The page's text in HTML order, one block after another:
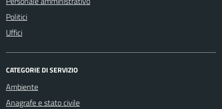
Politici
Uffici
CATEGORIE DI SERVIZIO
Ambiente
Anagrafe e stato civile